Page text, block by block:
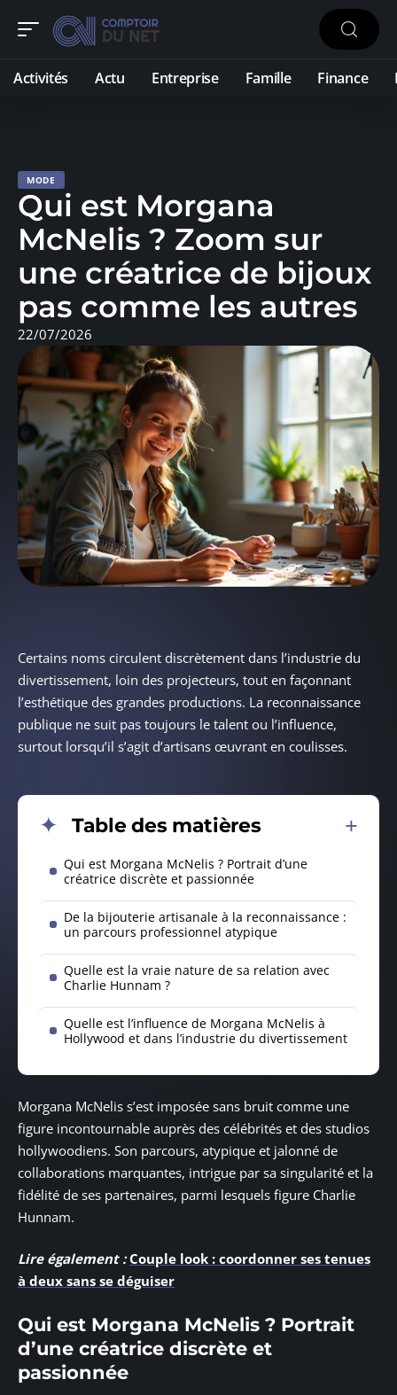
Activités Actu Entreprise Famille Finance
MODE
Qui est Morgana
McNelis ? Zoom sur
une créatrice de bijoux
pas comme les autres
22/07/2026
Certains noms circulent discrètement dans l’industrie du
divertissement, loin des projecteurs, tout en façonnant
l’esthétique des grandes productions. La reconnaissance
publique ne suit pas toujours le talent ou l’influence,
surtout lorsqu’il s’agit d’artisans œuvrant en coulisses.
Table des matières
Qui est Morgana McNelis ? Portrait d’une
créatrice discrète et passionnée
De la bijouterie artisanale à la reconnaissance :
un parcours professionnel atypique
Quelle est la vraie nature de sa relation avec
Charlie Hunnam ?
Quelle est l’influence de Morgana McNelis à
Hollywood et dans l’industrie du divertissement
Morgana McNelis s’est imposée sans bruit comme une
figure incontournable auprès des célébrités et des studios
hollywoodiens. Son parcours, atypique et jalonné de
collaborations marquantes, intrigue par sa singularité et la
fidélité de ses partenaires, parmi lesquels figure Charlie
Hunnam.
Lire également : Couple look : coordonner ses tenues
à deux sans se déguiser
Qui est Morgana McNelis ? Portrait
d’une créatrice discrète et
passionnée